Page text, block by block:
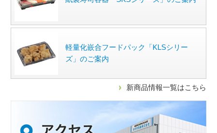
軽量化嵌合フードパック「KLSシリー
ズ」のご案内
新商品情報一覧はこちら